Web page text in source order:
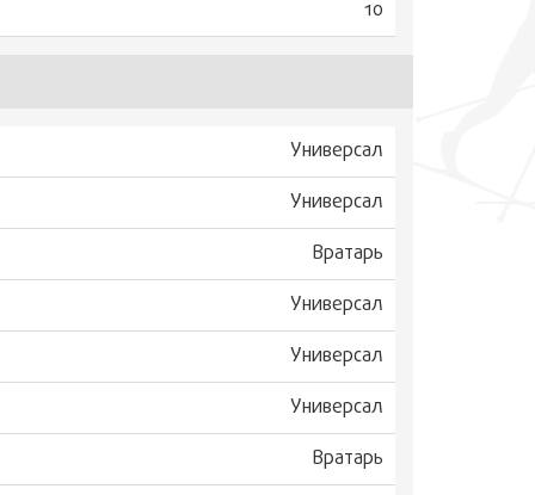
10
Универсал
Универсал
Вратарь
Универсал
Универсал
Универсал
Вратарь